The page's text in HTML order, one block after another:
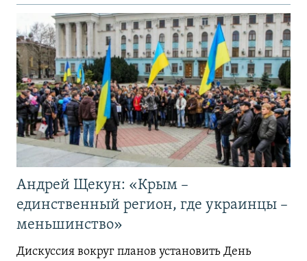
Андрей Щекун: «Крым –
единственный регион, где украинцы –
меньшинство»
Дискуссия вокруг планов установить День